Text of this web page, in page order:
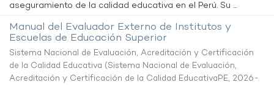
aseguramiento de la calidad educativa en el Perú. Su ...
Manual del Evaluador Externo de Institutos y
Escuelas de Educación Superior
Sistema Nacional de Evaluación, Acreditación y Certificación
de la Calidad Educativa (Sistema Nacional de Evaluación,
Acreditación y Certificación de la Calidad EducativaPE, 2026-